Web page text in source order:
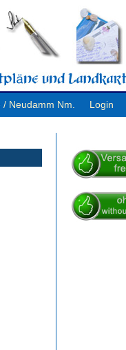
/ Neudamm Nm. Login